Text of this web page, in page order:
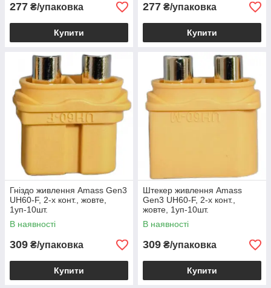
277 ₴/упаковка
Купити
277 ₴/упаковка
Купити
Гніздо живлення Amass Gen3
UH60-F, 2-х конт., жовте,
1уп-10шт.
В наявності
309 ₴/упаковка
Купити
Штекер живлення Amass
Gen3 UH60-F, 2-х конт.,
жовте, 1уп-10шт.
В наявності
309 ₴/упаковка
Купити